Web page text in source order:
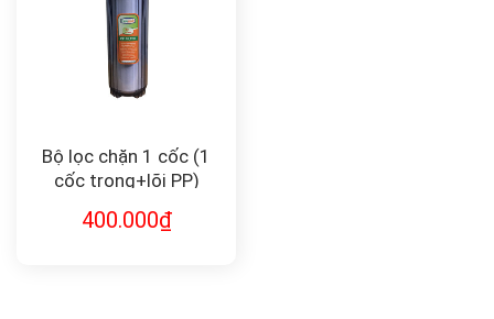
Bộ lọc chặn 1 cốc (1
cốc trong+lõi PP)
400.000₫